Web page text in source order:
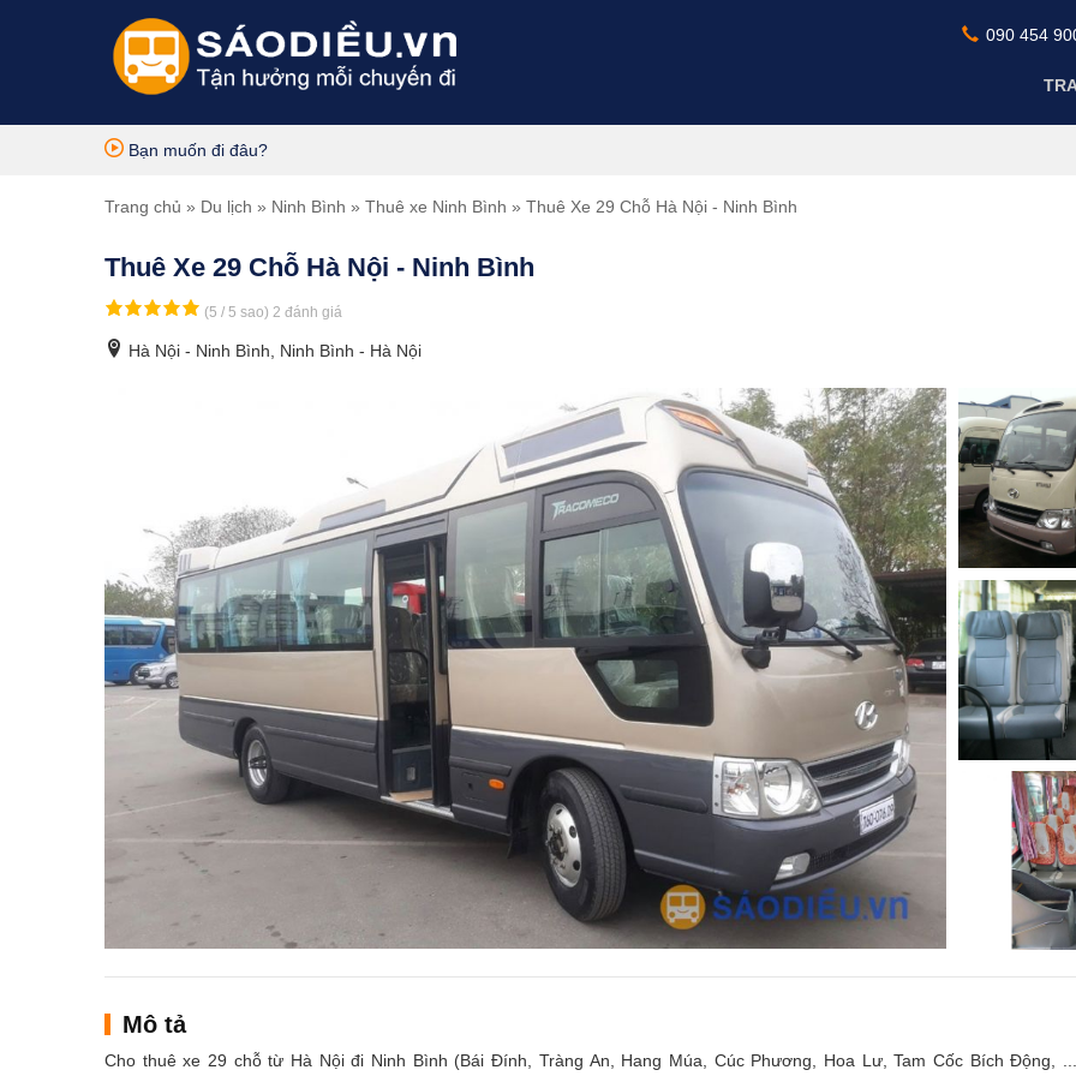
090 454
Bạn muốn đi đâu?
Trang chủ » Du lịch » Ninh Bình » Thuê xe Ninh Bình » Thuê Xe 29 Chỗ Hà Nội - Ninh Bình
Thuê Xe 29 Chỗ Hà Nội - Ninh Bình
(5 / 5 sao) 2 đánh giá
Hà Nội - Ninh Bình, Ninh Bình - Hà Nội
Mô tả
Cho thuê xe 29 chỗ từ Hà Nội đi Ninh Bình (Bái Đính, Tràng An, Hang Múa, Cúc Phương, Hoa Lư, Tam Cốc Bích Động,